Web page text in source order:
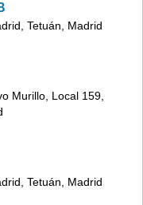
Tetuán, Madrid
Murillo, Local 159,
Tetuán, Madrid